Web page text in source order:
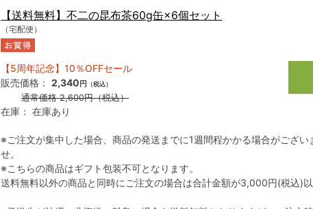
【送料無料】不二の昆布茶60g缶×6個セット
（宅配便）
【5周年記念】10％OFFセール
販売価格： 2,340 円 （税込）
通常価格2,600円（税込）
在庫： 在庫あり
※ご注文が集中した場合、商品の発送までに1週間程かかる場合がござい
せ。
※こちらの商品はギフト包装不可となります。
送料無料以外の商品と同時にご注文の場合は合計金額が3,000円(税込)以